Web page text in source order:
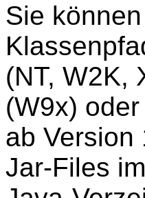
Sie
(NT, W2K,
(W9x)
ab Version
Jar-Files